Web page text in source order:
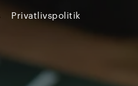
Privatlivspolitik